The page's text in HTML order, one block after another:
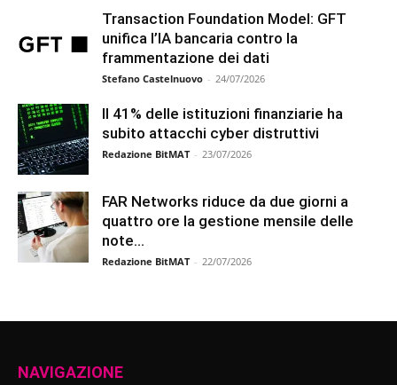
Transaction Foundation Model: GFT
unifica l’IA bancaria contro la
frammentazione dei dati
Stefano Castelnuovo - 24/07/2026
Il 41% delle istituzioni finanziarie ha
subito attacchi cyber distruttivi
Redazione BitMAT - 23/07/2026
FAR Networks riduce da due giorni a
quattro ore la gestione mensile delle
note...
Redazione BitMAT - 22/07/2026
NAVIGAZIONE